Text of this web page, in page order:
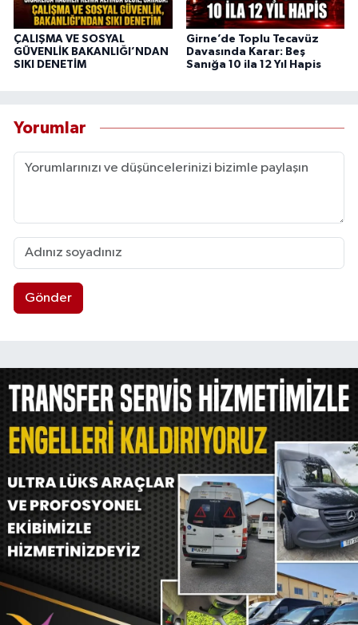
ÇALIŞMA VE SOSYAL
GÜVENLİK BAKANLIĞI’NDAN
SIKI DENETİM
Girne’de Toplu Tecavüz
Davasında Karar: Beş
Sanığa 10 ila 12 Yıl Hapis
Yorumlar
Gönder